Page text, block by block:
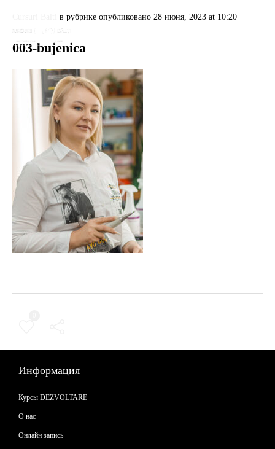
 
в рубрике опубликовано 28 июня, 2023 at 10:20
003-bujenica
Информация
Курсы DEZVOLTARE
О нас
Онлайн запись